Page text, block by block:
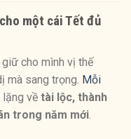
một cái Tết đủ
cho mình vị thế
mà sang trọng. Mỗi
lặng về tài lộc, thành
trong năm mới